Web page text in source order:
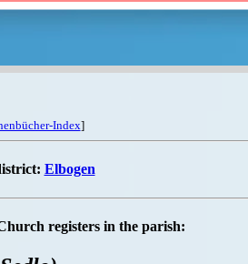
Index]
Elbogen
registers in the parish: